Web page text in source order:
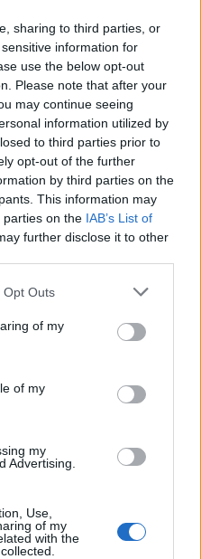
sharing to third parties, or
information for
use the below opt-out
Please note that after your
may continue seeing
information utilized by
to third parties prior to
opt-out of the further
by third parties on the
This information may
parties on the IAB’s List of
further disclose it to other
Opt Outs
of my
of my
my
Advertising.
Use,
of my
with the
ikke allerede har en
besøg i vores
afgivelse af egen
på museet II
at den samlede feedback
er du velkommen til at
som du finder i